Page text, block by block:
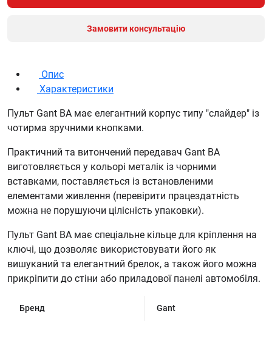
Замовити консультацію
Опис
Характеристики
Пульт Gant BA має елегантний корпус типу "слайдер" із
чотирма зручними кнопками.
Практичний та витончений передавач Gant BA
виготовляється у кольорі металік із чорними
вставками, поставляється із встановленими
елементами живлення (перевірити працездатність
можна не порушуючи цілісність упаковки).
Пульт Gant BA має спеціальне кільце для кріплення на
ключі, що дозволяє використовувати його як
вишуканий та елегантний брелок, а також його можна
прикріпити до стіни або приладової панелі автомобіля.
Бренд Gant